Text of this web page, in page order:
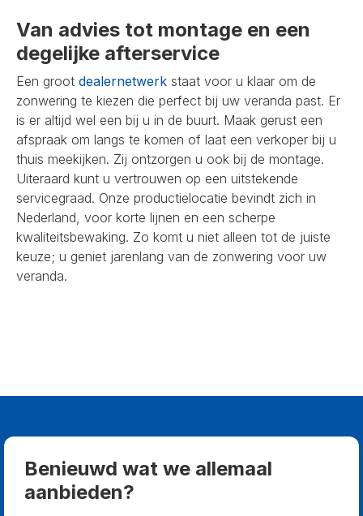
Van advies tot montage en een
degelijke afterservice
Een groot dealernetwerk staat voor u klaar om de
zonwering te kiezen die perfect bij uw veranda past. Er
is er altijd wel een bij u in de buurt. Maak gerust een
afspraak om langs te komen of laat een verkoper bij u
thuis meekijken. Zij ontzorgen u ook bij de montage.
Uiteraard kunt u vertrouwen op een uitstekende
servicegraad. Onze productielocatie bevindt zich in
Nederland, voor korte lijnen en een scherpe
kwaliteitsbewaking. Zo komt u niet alleen tot de juiste
keuze; u geniet jarenlang van de zonwering voor uw
veranda.
Benieuwd wat we allemaal
aanbieden?